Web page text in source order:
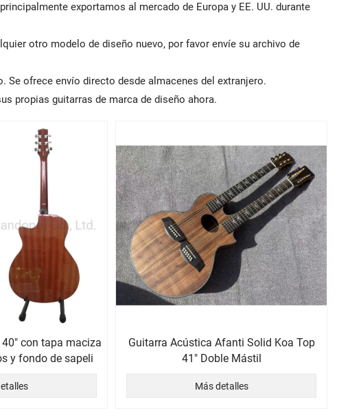
exportamos al mercado de Europa y EE. UU. durante
otro modelo de diseño nuevo, por favor envíe su archivo de
Se ofrece envío directo desde almacenes del extranjero.
propias guitarras de marca de diseño ahora.
con tapa maciza
y fondo de sapeli
Guitarra Acústica Afanti Solid Koa Top
41" Doble Mástil
Más detalles